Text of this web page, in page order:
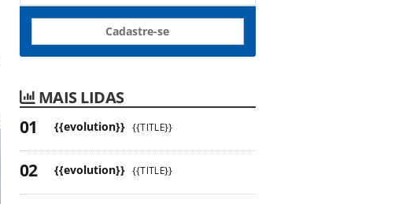
Cadastre-se
MAIS LIDAS
{{evolution}} {{TITLE}}
{{evolution}} {{TITLE}}